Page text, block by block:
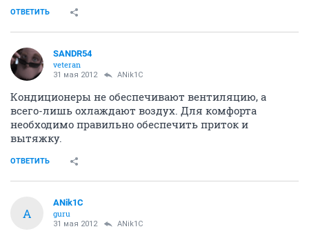
ОТВЕТИТЬ
SANDR54
veteran
31 мая 2012 ANik1C
Кондиционеры не обеспечивают вентиляцию, а
всего-лишь охлаждают воздух. Для комфорта
необходимо правильно обеспечить приток и
вытяжку.
ОТВЕТИТЬ
A
ANik1C
guru
31 мая 2012 ANik1C